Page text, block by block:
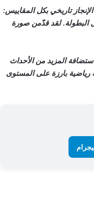
تاريخي بكل المقاييس:
البطولة. لقد قدّمن صورة
المزيد من الأحداث
رياضية بارزة على المستوى